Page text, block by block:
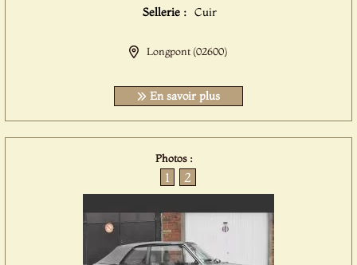
Sellerie : Cuir
Longpont (02600)
En savoir plus
Photos :
1 2